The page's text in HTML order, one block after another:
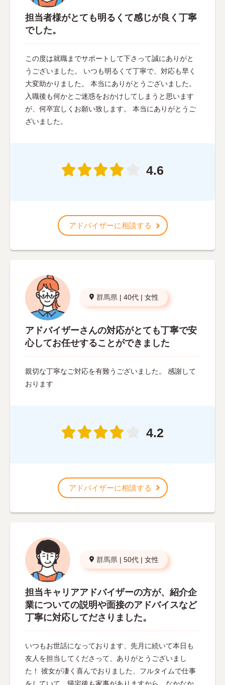
担当者様がとても明るくて感じが良く丁寧
でした。
この度は就職までサポートして下さって誠にありがと
うございました。 いつも明るくて丁寧で、対応も早く
大変助かりました。 本当にありがとうございました。
入職後も何かとご迷惑をおかけしてしまうと思います
が、何卒宜しくお願い致します。 本当にありがとうご
ざいました。
4.6
アドバイザーに相談する
群馬県 | 40代 | 女性
アドバイザーさんの対応がとても丁寧で安
心してお任せすることができました
親切な丁寧なご対応を有難うございました。 感謝して
おります
4.2
アドバイザーに相談する
群馬県 | 50代 | 女性
担当キャリアアドバイザーの方が、紹介企
業についての説明や面接のアドバイスなど
丁寧に対応してださりました。
いつもお世話になっております、先月に続いて本日も
友人を担当してくださって、ありがとうございまし
た！ 彼女が凄く喜んでおりました、フルタイムで仕事